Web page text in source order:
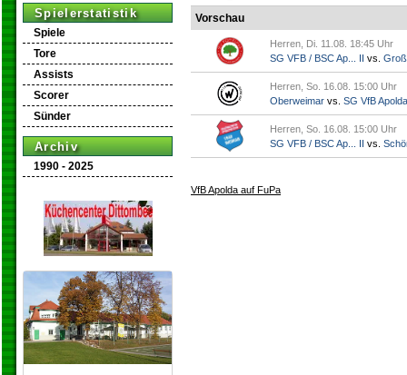
Spielerstatistik
Spiele
Tore
Assists
Scorer
Sünder
Archiv
1990 - 2025
Vorschau
Herren, Di. 11.08. 18:45 Uhr
SG VFB / BSC Ap... II vs.
Herren, So. 16.08. 15:00 Uhr
Oberweimar vs. SG VfB Apolda
Herren, So. 16.08. 15:00 Uhr
SG VFB / BSC Ap... II vs.
VfB Apolda auf FuPa